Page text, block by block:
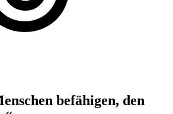
befähigen, den